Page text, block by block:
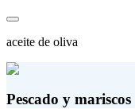
aceite de oliva
Pescado y mariscos